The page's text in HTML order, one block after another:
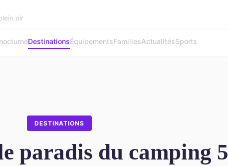
air
DestinationsÉquipementsFamillesActualitésSports
DESTINATIONS
paradis du camping 5